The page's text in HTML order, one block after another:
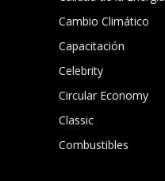
Cambio Climático
Capacitación
Celebrity
Circular Economy
Classic
Combustibles